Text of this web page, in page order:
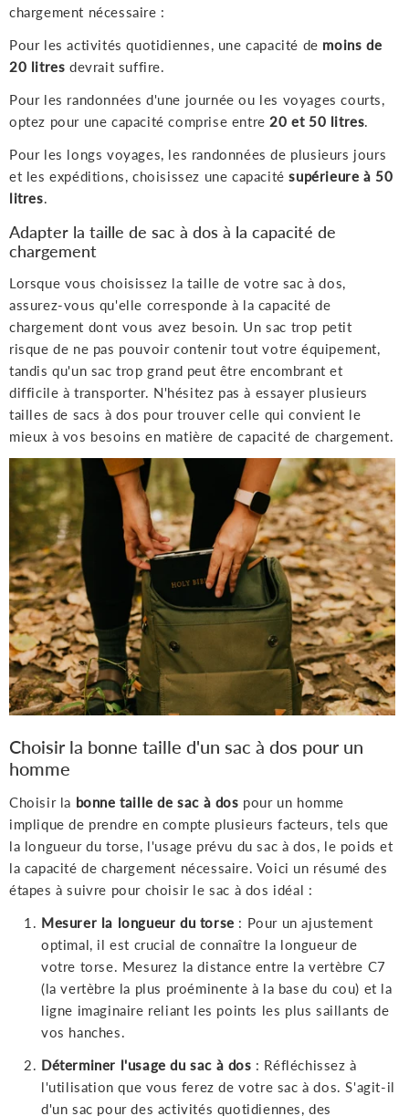
chargement nécessaire :
Pour les activités quotidiennes, une capacité de moins de
20 litres devrait suffire.
Pour les randonnées d'une journée ou les voyages courts,
optez pour une capacité comprise entre20 et 50 litres.
Pour les longs voyages, les randonnées de plusieurs jours
et les expéditions, choisissez une capacitésupérieure à 50
litres.
Adapter la taille de sac à dos à la capacité de
chargement
Lorsque vous choisissez la taille de votre sac à dos,
assurez-vous qu'elle corresponde à la capacité de
chargement dont vous avez besoin. Un sac trop petit
risque de ne pas pouvoir contenir tout votre équipement,
tandis qu'un sac trop grand peut être encombrant et
difficile à transporter. N'hésitez pas à essayer plusieurs
tailles de sacs à dos pour trouver celle qui convient le
mieux à vos besoins en matière de capacité de chargement.
Choisir la bonne taille d'un sac à dos pour un
homme
Choisir la bonne taille de sac à dos pour un homme
implique de prendre en compte plusieurs facteurs, tels que
la longueur du torse, l'usage prévu du sac à dos, le poids et
la capacité de chargement nécessaire. Voici un résumé des
étapes à suivre pour choisir le sac à dos idéal :
Mesurer la longueur du torse : Pour un ajustement
optimal, il est crucial de connaître la longueur de
votre torse. Mesurez la distance entre la vertèbre C7
(la vertèbre la plus proéminente à la base du cou) et la
ligne imaginaire reliant les points les plus saillants de
vos hanches.
Déterminer l'usage du sac à dos : Réfléchissez à
l'utilisation que vous ferez de votre sac à dos. S'agit-il
d'un sac pour des activités quotidiennes, des